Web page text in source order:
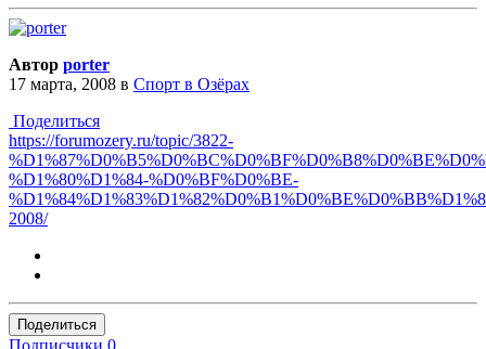
Автор porter
17 марта, 2008 в Спорт в Озёрах
Поделиться
https://forumozery.ru/topic/3822-
%D1%80%D1%84-%D0%BF%D0%BE-
2008/
Поделиться